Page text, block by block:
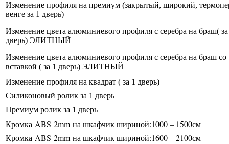
Изменение профиля на премиум (закрытый, широкий,
венге за 1 дверь)
Изменение цвета алюминиевого профиля с серебра на браш(
дверь) ЭЛИТНЫЙ
Изменение цвета алюминиевого профиля с серебра на браш со
вставкой ( за 1 дверь) ЭЛИТНЫЙ
Изменение профиля на квадрат ( за 1 дверь)
Силиконовый ролик за 1 дверь
Премиум ролик за 1 дверь
Кромка ABS 2mmна шкафчик шириной:1000 – 1500см
Кромка ABS 2mmна шкафчик шириной:1600 – 2100см